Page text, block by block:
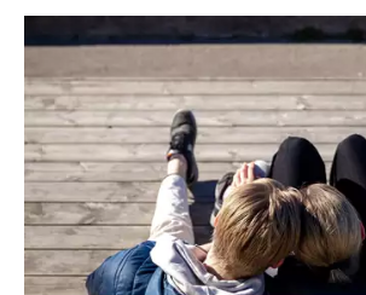
graviditet vid samlag som kan leda